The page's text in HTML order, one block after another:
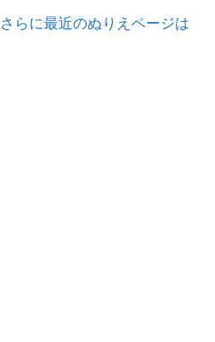
さらに最近のぬりえページは